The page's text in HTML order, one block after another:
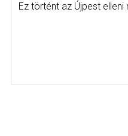
Ez történt az Újpest elleni